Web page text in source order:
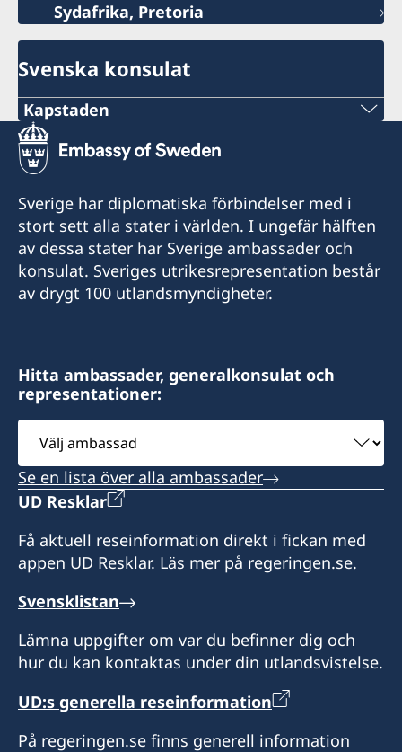
Sydafrika, Pretoria
Svenska konsulat
Kapstaden
Telefon
+27 21 300 9254
epost
sweden@csct.se
Innovation City Cape Town
Telefontider: 09h00 - 10h00 tisdag till fredag
Bokade mötestider: 10h00 - 12h00 och 13h00 -
15h00 tisdag och torsdag
Hemsida : www.csct.se
Honorärkonsul
Carl Fredrik Sammeli
Assistent
Julia O'Connor
Sverige har diplomatiska förbindelser med i
stort sett alla stater i världen. I ungefär hälften
av dessa stater har Sverige ambassader och
konsulat. Sveriges utrikesrepresentation består
av drygt 100 utlandsmyndigheter.
Hitta ambassader, generalkonsulat och
representationer:
Välj
ambassad
Se en lista över alla ambassader
UD Resklar
Få aktuell reseinformation direkt i fickan med
appen UD Resklar. Läs mer på regeringen.se.
Svensklistan
Lämna uppgifter om var du befinner dig och
hur du kan kontaktas under din utlandsvistelse.
UD:s generella reseinformation
På regeringen.se finns generell information